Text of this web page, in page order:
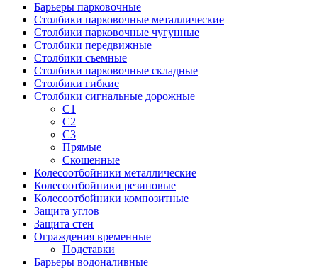
Барьеры парковочные
Столбики парковочные металлические
Столбики парковочные чугунные
Столбики передвижные
Столбики съемные
Столбики парковочные складные
Столбики гибкие
Столбики сигнальные дорожные
С1
С2
С3
Прямые
Скошенные
Колесоотбойники металлические
Колесоотбойники резиновые
Колесоотбойники композитные
Защита углов
Защита стен
Ограждения временные
Подставки
Барьеры водоналивные